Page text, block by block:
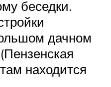
беседки.
дачном
находится